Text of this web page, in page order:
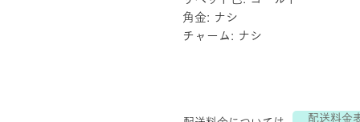
角金: ナシ
チャーム: ナシ
配送料金